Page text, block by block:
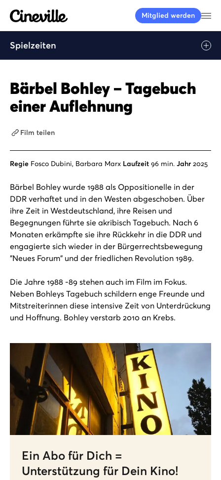
Cineville Logo
Mitglied werden
Spielzeiten
Bärbel Bohley – Tagebuch
einer Auflehnung
Film teilen
Regie Fosco Dubini, Barbara Marx Laufzeit 96 min. Jahr 2025
Bärbel Bohley wurde 1988 als Oppositionelle in der
DDR verhaftet und in den Westen abge­schoben. Über
ihre Zeit in Westdeutschland, ihre Reisen und
Begegnungen führte sie akribisch Tagebuch. Nach 6
Monaten erkämpfte sie ihre Rückkehr in die DDR und
engagierte sich wieder in der Bürgerrechtsbewegung
"Neues Forum" und der friedlichen Revolution 1989.
Die Jahre 1988 -89 stehen auch im Film im Fokus.
Neben Bohleys Tagebuch schildern enge Freunde und
Mitstreiterinnen diese intensive Zeit von Unterdrückung
und Hoffnung. Bohley verstarb 2010 an Krebs.
Ein Abo für Dich =
Unterstützung für Dein Kino!